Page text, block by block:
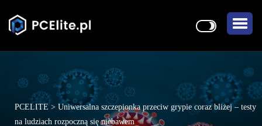
PCELITE> Uniwersalna szczepionka przeciw grypie coraz bliżej – testy
na ludziach rozpoczną się niebawem